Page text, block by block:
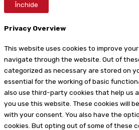
Închide
Privacy Overview
This website uses cookies to improve
navigate through the website. Out of
categorized as necessary are stored on
essential for the working of basic
also use third-party cookies that help us
you use this website. These cookies will
with your consent. You also have the
cookies. But opting out of some of these